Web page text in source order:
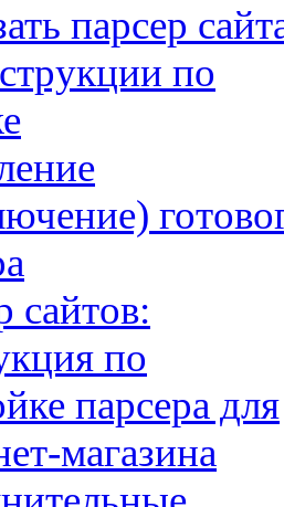
парсер
по
сайтов:
по
парсера для
магазина